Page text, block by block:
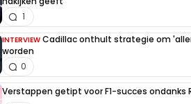
1
INTERVIEW Cadillac onthult strategie om
worden
0
Verstappen getipt voor F1-succes ondanks